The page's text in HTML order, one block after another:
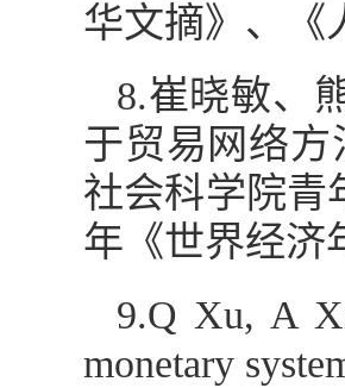
华文摘》、《
8.崔晓敏、
于贸易网络方
社会科学院青
年《世界经济
9.Q Xu, A
monetary